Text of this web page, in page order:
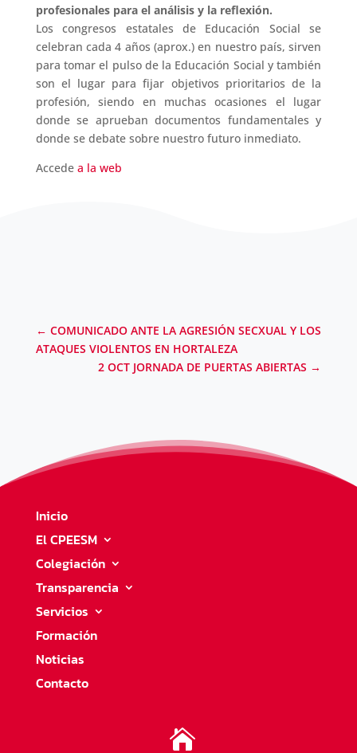
profesionales para el análisis y la reflexión.
Los congresos estatales de Educación Social se
celebran cada 4 años (aprox.) en nuestro país, sirven
para tomar el pulso de la Educación Social y también
son el lugar para fijar objetivos prioritarios de la
profesión, siendo en muchas ocasiones el lugar
donde se aprueban documentos fundamentales y
donde se debate sobre nuestro futuro inmediato.
Accede a la web
← COMUNICADO ANTE LA AGRESIÓN SECXUAL Y LOS
ATAQUES VIOLENTOS EN HORTALEZA
2 OCT JORNADA DE PUERTAS ABIERTAS →
Inicio
El CPEESM
Colegiación
Transparencia
Servicios
Formación
Noticias
Contacto
